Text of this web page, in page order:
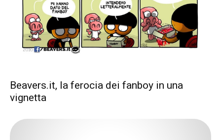
Beavers.it, la ferocia dei fanboy in una
vignetta